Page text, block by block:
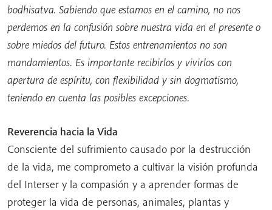
bodhisatva. Sabiendo que estamos en el camino, no nos
perdemos en la confusión sobre nuestra vida en el presente o
sobre miedos del futuro. Estos entrenamientos no son
mandamientos. Es importante recibirlos y vivirlos con
apertura de espíritu, con flexibilidad y sin dogmatismo,
teniendo en cuenta las posibles excepciones.
Reverencia hacia la Vida
Consciente del sufrimiento causado por la destrucción
de la vida, me comprometo a cultivar la visión profunda
del Interser y la compasión y a aprender formas de
proteger la vida de personas, animales, plantas y